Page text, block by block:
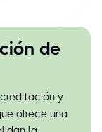
de
y
ofrece una